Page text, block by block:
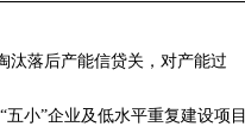
汰落后产能信贷关，对产能过
小”企业及低水平重复建设项目